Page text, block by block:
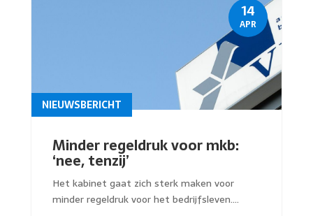
Minder regeldruk voor mkb:
‘nee, tenzij’
NIEUWSBERICHT
Het kabinet gaat zich sterk maken voor
minder regeldruk voor het bedrijfsleven....
14
APR